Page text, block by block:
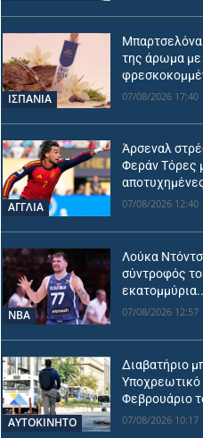
ΙΣΠΑΝΙΑ
Μπαρτσελόνα
της άρωμα με
07/08/2026 17:40
ΑΓΓΛΙΑ
Άρσεναλ
Φεράν Τόρες
07/08/2026 12:40
NBA
Λούκα
σύντροφός
07/08/2026 12:57
ΑΥΤΟΚΙΝΗΤΟ
Διαβατήριο
Υποχρεωτικό
Φεβρουάριο
07/08/2026 10:17